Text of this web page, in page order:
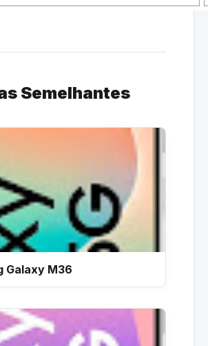
Semelhantes
Galaxy M36